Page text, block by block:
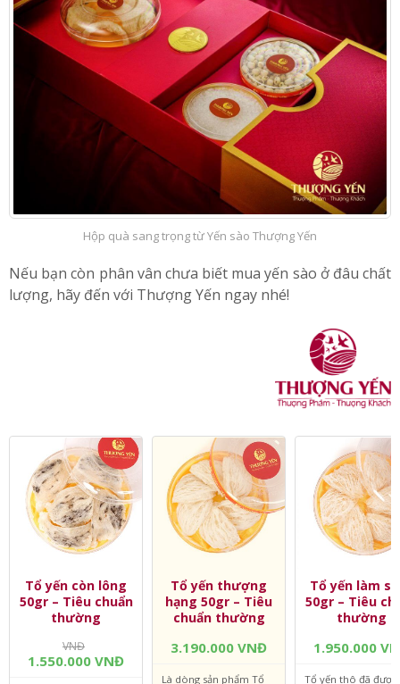
Hộp quà sang trọng từ Yến sào Thượng Yến
Nếu bạn còn phân vân chưa biết mua yến sào ở đâu chất
50gr – Tiêu chuẩn
thường
hạng 50gr – Tiêu
50gr – Tiêu